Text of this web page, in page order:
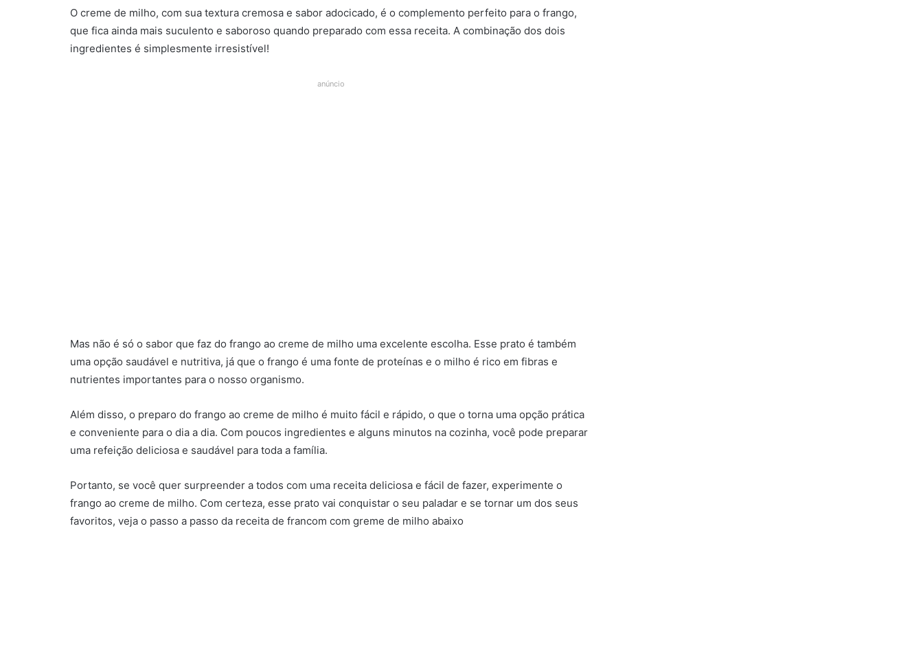
O creme de milho, com sua textura cremosa e sabor adocicado, é o complemento perfeito para o frango,
que fica ainda mais suculento e saboroso quando preparado com essa receita. A combinação dos dois
ingredientes é simplesmente irresistível!
anúncio
Mas não é só o sabor que faz do frango ao creme de milho uma excelente escolha. Esse prato é também
uma opção saudável e nutritiva, já que o frango é uma fonte de proteínas e o milho é rico em fibras e
nutrientes importantes para o nosso organismo.
Além disso, o preparo do frango ao creme de milho é muito fácil e rápido, o que o torna uma opção prática
e conveniente para o dia a dia. Com poucos ingredientes e alguns minutos na cozinha, você pode preparar
uma refeição deliciosa e saudável para toda a família.
Portanto, se você quer surpreender a todos com uma receita deliciosa e fácil de fazer, experimente o
frango ao creme de milho. Com certeza, esse prato vai conquistar o seu paladar e se tornar um dos seus
favoritos, veja o passo a passo da receita de francom com greme de milho abaixo